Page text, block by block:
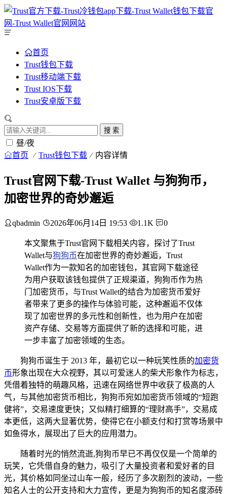
首页
Trust钱包下载
Trust移动端下载
Trust IOS下载
Trust安卓版下载
搜 索
昼/夜
首页 Trust钱包下载 内容详情
Trust官网下载-Trust Wallet 与狗狗币，
加密世界的奇妙邂逅
qbadmin 2026年06月14日 19:53 1.1K 0
本文聚焦于Trust官网下载相关内容，探讨了Trust
Wallet与狗狗币在加密世界的奇妙邂逅，Trust
Wallet作为一款知名的加密钱包，其官网下载途径
为用户获取该钱包提供了正规渠道，狗狗币作为热
门加密货币，与Trust Wallet的结合为加密货币爱好
者带来了更多的操作与体验可能，这种邂逅不仅体
现了加密世界的多元性和创新性，也为用户在加密
资产存储、交易等方面提供了新的选择和可能，进
一步丰富了加密领域的生态。
狗狗币诞生于 2013 年，最初它以一种玩笑性质的加密货
币形象出现在大众视野，其以可爱迷人的柴犬形象作为标志，
凭借着独特的萌趣风格，迅速在网络世界中收获了极高的人
气，与其他加密货币相比，狗狗币宛如加密货币领域的“短跑
健将”，交易速度更快；又似精打细算的“理财高手”，交易成
本更低，这两大显著优势，使得它在小额支付和打赏等场景中
如鱼得水，展现出了巨大的应用潜力。
随着时光的悄然流逝,狗狗币早已不再仅仅是一个简单的
玩笑，它凭借自身的魅力，吸引了大量投资者和爱好者的目
光，其价格如同坐过山车一般，经历了多次剧烈的波动，一些
知名人士的公开支持和大力宣传，更是为狗狗币的知名度添砖